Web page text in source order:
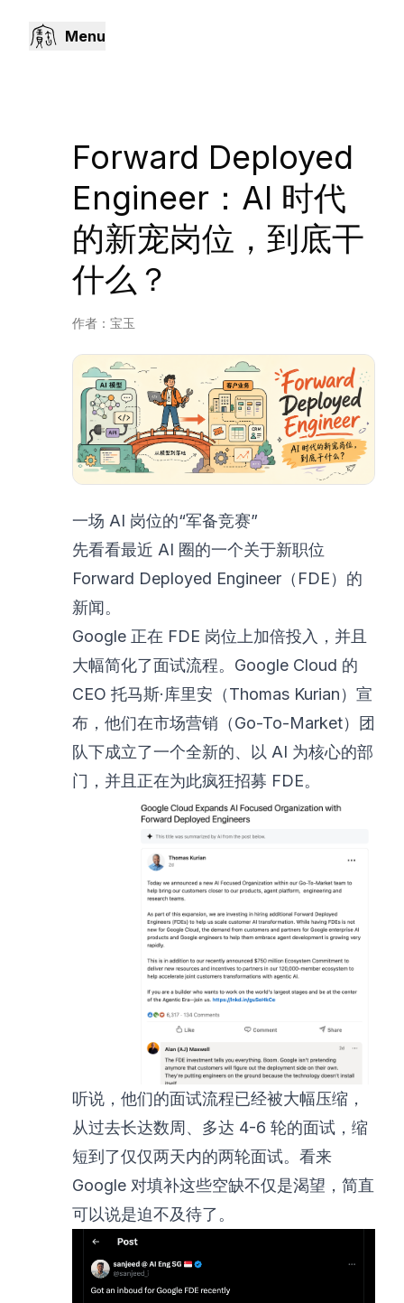
Menu
Forward Deployed
Engineer：AI 时代
的新宠岗位，到底干
什么？
作者： 宝玉
一场 AI 岗位的“军备竞赛”
先看看最近 AI 圈的一个关于新职位
Forward Deployed Engineer（FDE）的
新闻。
Google 正在 FDE 岗位上加倍投入，并且
大幅简化了面试流程。Google Cloud 的
CEO 托马斯·库里安（Thomas Kurian） 宣
布 ，他们在市场营销（Go-To-Market）团
队下成立了一个全新的、以 AI 为核心的部
门，并且正在为此疯狂招募 FDE。
听说，他们的面试流程已经被大幅压缩 ，
从过去长达数周、多达 4-6 轮的面试，缩
短到了仅仅两天内的两轮面试。看来
Google 对填补这些空缺不仅是渴望，简直
可以说是迫不及待了。